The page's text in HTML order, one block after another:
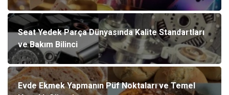
Seat Yedek Parça Dünyasında Kalite Standartları
ve Bakım Bilinci
Evde Ekmek Yapmanın Püf Noktaları ve Temel